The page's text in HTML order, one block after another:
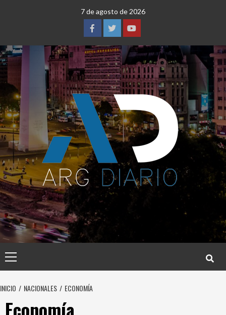
7 de agosto de 2026
Facebook
TwitterYouTube
principal
INICIO NACIONALES ECONOMÍA
Economía